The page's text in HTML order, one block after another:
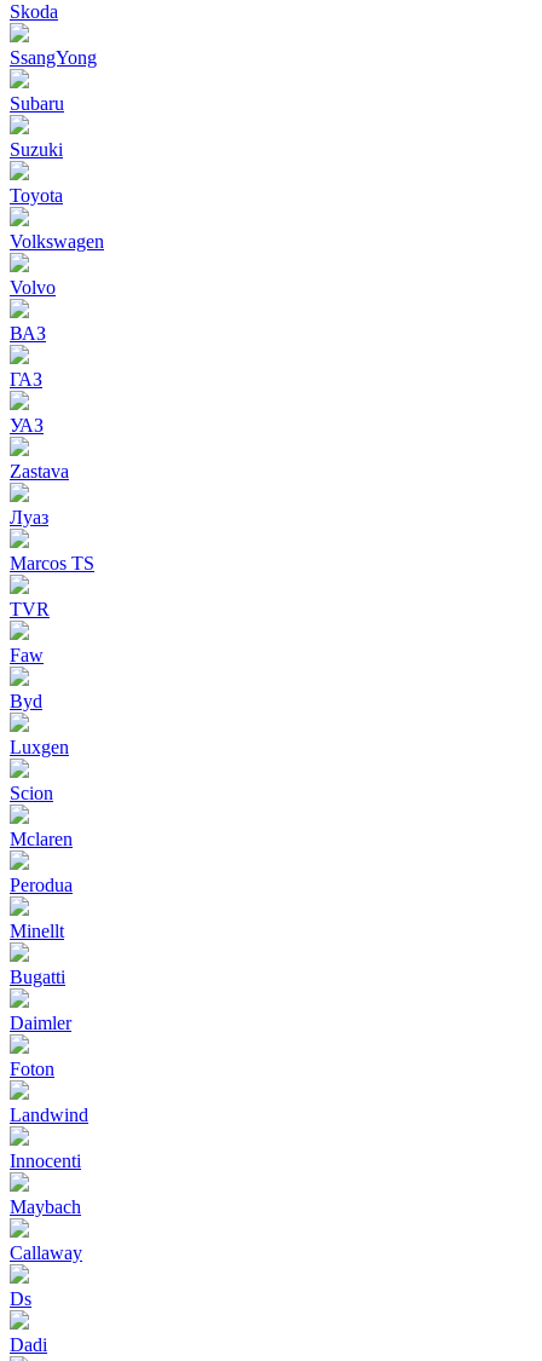
Skoda
SsangYong
Subaru
Suzuki
Toyota
Volkswagen
Volvo
ВАЗ
ГАЗ
УАЗ
Zastava
Луаз
Marcos TS
TVR
Faw
Byd
Luxgen
Scion
Mclaren
Perodua
Minellt
Bugatti
Daimler
Foton
Landwind
Innocenti
Maybach
Callaway
Ds
Dadi